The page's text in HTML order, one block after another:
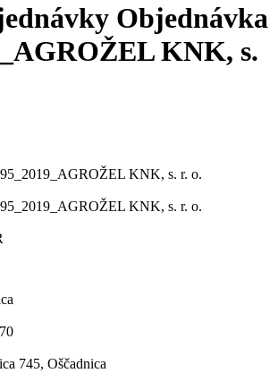
Objednávka
KNK, s.
KNK, s. r. o.
KNK, s. r. o.
745, Oščadnica